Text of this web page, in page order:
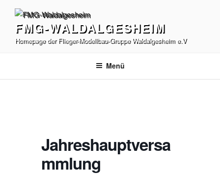
Inhalt
springenFMG-WALDALGESHEIM
Homepage der Flieger-Modellbau-Gruppe Waldalgesheim e.V
Menü
Jahreshauptversa
mmlung